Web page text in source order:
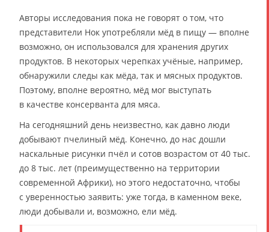
Авторы исследования пока не говорят о том, что
представители Нок употребляли мёд в пищу — вполне
возможно, он использовался для хранения других
продуктов. В некоторых черепках учёные, например,
обнаружили следы как мёда, так и мясных продуктов.
Поэтому, вполне вероятно, мёд мог выступать
в качестве консерванта для мяса.
На сегодняшний день неизвестно, как давно люди
добывают пчелиный мёд. Конечно, до нас дошли
наскальные рисунки пчёл и сотов возрастом от 40 тыс.
до 8 тыс. лет (преимущественно на территории
современной Африки), но этого недостаточно, чтобы
с уверенностью заявить: уже тогда, в каменном веке,
люди добывали и, возможно, ели мёд.